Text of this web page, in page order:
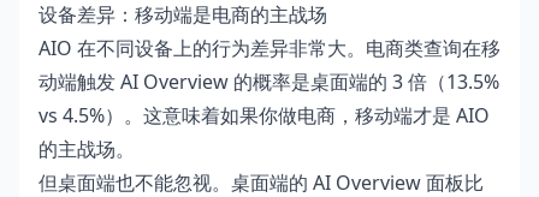
设备差异：移动端是电商的主战场
AIO 在不同设备上的行为差异非常大。电商类查询在移
动端触发 AI Overview 的概率是桌面端的 3 倍（13.5%
vs 4.5%）。这意味着如果你做电商，移动端才是 AIO
的主战场。
但桌面端也不能忽视。桌面端的 AI Overview 面板比